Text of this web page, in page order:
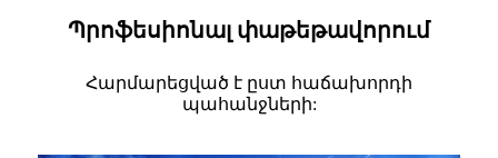
Պրոֆեսիոնալ փաթեթավորում
Հարմարեցված է ըստ հաճախորդի
պահանջների: